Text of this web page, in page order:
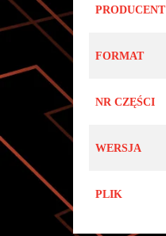
PRODUCENT
FORMAT
NR CZĘŚCI
WERSJA
PLIK